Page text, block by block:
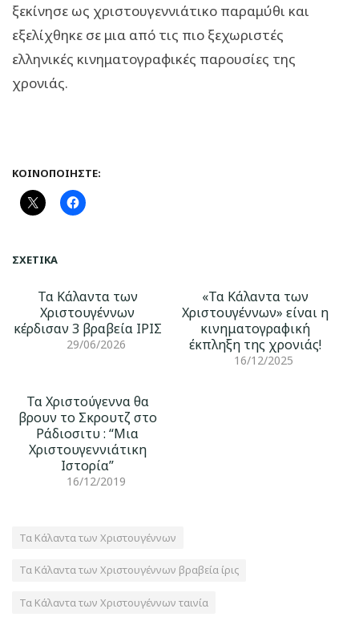
ξεκίνησε ως χριστουγεννιάτικο παραμύθι και
εξελίχθηκε σε μια από τις πιο ξεχωριστές
ελληνικές κινηματογραφικές παρουσίες της
χρονιάς.
ΚΟΙΝΟΠΟΙΉΣΤΕ:
ΣΧΕΤΙΚΆ
Τα Κάλαντα των
Χριστουγέννων
κέρδισαν 3 βραβεία ΙΡΙΣ
29/06/2026
«Τα Κάλαντα των
Χριστουγέννων» είναι η
κινηματογραφική
έκπληξη της χρονιάς!
16/12/2025
Τα Χριστούγεννα θα
βρουν το Σκρουτζ στο
Ράδιοσιτυ : “Μια
Χριστουγεννιάτικη
Ιστορία”
16/12/2019
Τα Κάλαντα των Χριστουγέννων
Τα Κάλαντα των Χριστουγέννων βραβεία ίρις
Τα Κάλαντα των Χριστουγέννων ταινία